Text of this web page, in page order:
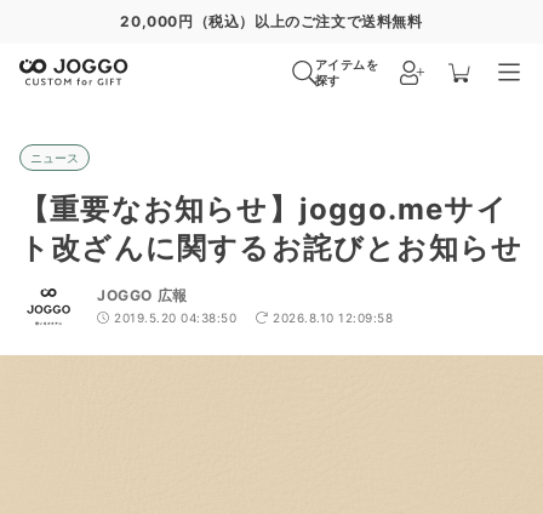
20,000円（税込）以上のご注文で送料無料
アイテムを
探す
ニュース
【重要なお知らせ】joggo.meサイ
ト改ざんに関するお詫びとお知らせ
JOGGO 広報
2019.5.20 04:38:50 2026.8.10 12:09:58